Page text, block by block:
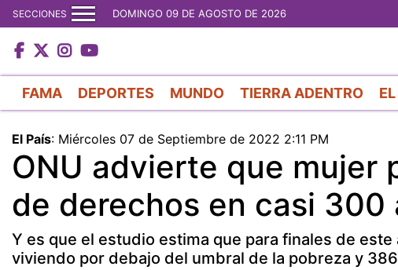
SECCIONES DOMINGO 09 DE AGOSTO DE 2026
FAMA DEPORTES MUNDO TIERRA ADENTRO
El País: Miércoles 07 de Septiembre de 2022 2:11 PM
ONU advierte que mujer
de derechos en casi 300
Y es que el estudio estima que para finales de
viviendo por debajo del umbral de la pobreza y